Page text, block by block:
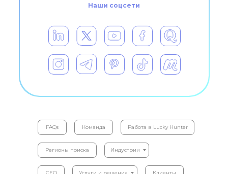
Наши соцсети
FAQs Команда
Регионы поиска Индустрии
Работа в Lucky Hunter